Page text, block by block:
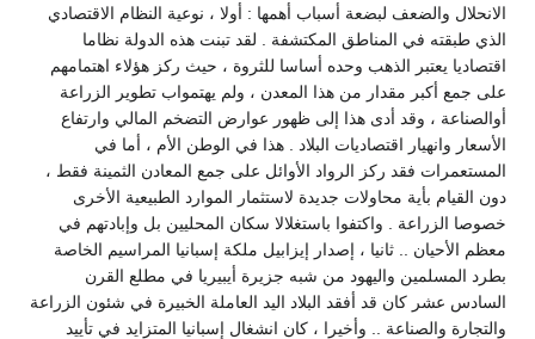
الانحلال والضعف لبضعة أسباب أهمها : أولا ، نوعية النظام الاقتصادي
الذي طبقته في المناطق المكتشفة . لقد تبنت هذه الدولة نظاما
اقتصاديا يعتبر الذهب وحده أساسا للثروة ، حيث ركز هؤلاء اهتمامهم
على جمع أكبر مقدار من هذا المعدن ، ولم يهتمواب تطوير الزراعة
أوالصناعة ، وقد أدى هذا إلى ظهور عوارض التضخم المالي وارتفاع
الأسعار وانهيار اقتصاديات البلاد . هذا في الوطن الأم ، أما في
المستعمرات فقد ركز الرواد الأوائل على جمع المعادن الثمينة فقط ،
دون القيام بأية محاولات جديدة لاستثمار الموارد الطبيعية الأخرى
خصوصا الزراعة . واكتفوا باستغلالا سكان المحليين بل وإبادتهم في
معظم الأحيان .. ثانيا ، إصدار إيزابيل ملكة إسبانيا المراسيم الخاصة
بطرد المسلمين واليهود من شبه جزيرة أيبيريا في مطلع القرن
السادس عشر كان قد أفقد البلاد اليد العاملة الخبيرة في شئون الزراعة
والتجارة والصناعة .. وأخيرا ، كان انشغال إسبانيا المتزايد في تأييد